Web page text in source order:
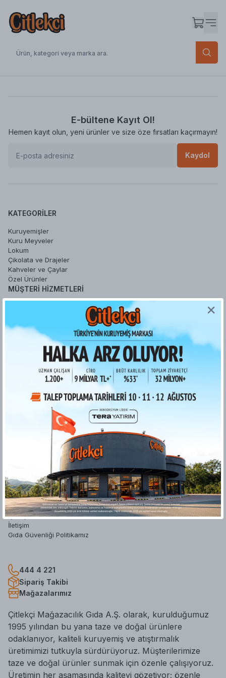
E-bültene Kayıt Ol!
Hemen kayıt olun, yeni ürünler ve size öze fırsatları kaçırmayın!
Kaydol
444 4 221
Sipariş Takibi
Mağazalarımız
Çitlekçi Mağazacılık Gıda A.Ş. olarak, kurulduğumuz
1995 yılından bu yana taze ve doğal ürünlere
odaklanıyor, kaliteli kuruyemiş ve atıştırmalık
üretimimizi tutkuyla sürdürüyoruz. Müşterilerimize
taze ve doğal ürünler sunmak için özenle çalışıyoruz.
Üretimin her aşamasında kaliteyi gözetiyor; özenle
KATEGORILER
Kuruyemişler
Kuru Meyveler
Lokum
Çikolata ve Drajeler
Kahveler ve Çaylar
Özel Ürünler
MÜŞTERI HIZMETLERI
Şifremi Unuttum
Favori Ürünlerim
Sipariş İşlemleri
Gizlilik ve Güvenlik
İade ve Değişim Koşulları
Ödeme ve Teslimat
Kişisel Verilerin Korunması
Kurumsal Fatura
ETK bilgilendirme metni
Bilgi Toplumu Hizmetleri
Yatırımcı İlişkileri
Mağazalar
Blog
Hesap Silme Formu
İş Başvuru Formu
İletişim
Gıda Güvenliği Politikamız